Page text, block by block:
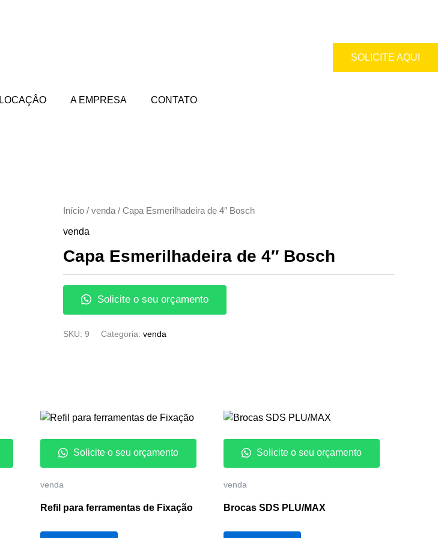
SOLICITE AQUI
LOCAÇÂO A EMPRESA CONTATO
Início / venda / Capa Esmerilhadeira de 4″ Bosch
venda
Capa Esmerilhadeira de 4″ Bosch
Solicite o seu orçamento
SKU: 9 Categoria: venda
Solicite o seu orçamento
venda
Refil para ferramentas de Fixação
Solicite o seu orçamento
venda
Brocas SDS PLU/MAX